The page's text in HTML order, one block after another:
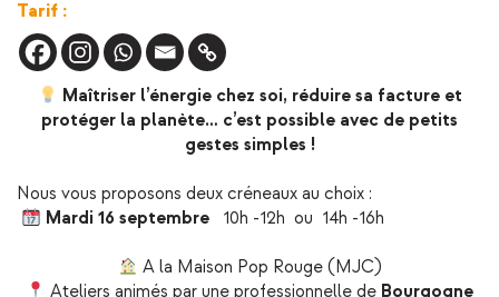
Tarif :
Maîtriser l’énergie chez soi, réduire sa facture et
protéger la planète… c’est possible avec de petits
gestes simples !
Nous vous proposons deux créneaux au choix :
Mardi 16 septembre
10h -12h ou 14h -16h
A la Maison Pop Rouge (MJC)
Ateliers animés par une professionnelle de Bourgogne